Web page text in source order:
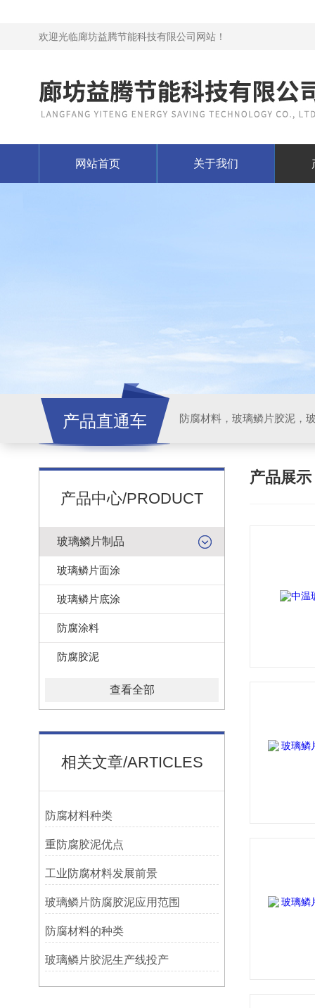
欢迎光临廊坊益腾节能科技有限公司网站！
网站首页 关于我们
产品直通车
产品中心/PRODUCT
玻璃鳞片制品
玻璃鳞片面涂
玻璃鳞片底涂
防腐涂料
防腐胶泥
查看全部
相关文章/ARTICLES
防腐材料种类
重防腐胶泥优点
工业防腐材料发展前景
玻璃鳞片防腐胶泥应用范围
防腐材料的种类
玻璃鳞片胶泥生产线投产
产品展示